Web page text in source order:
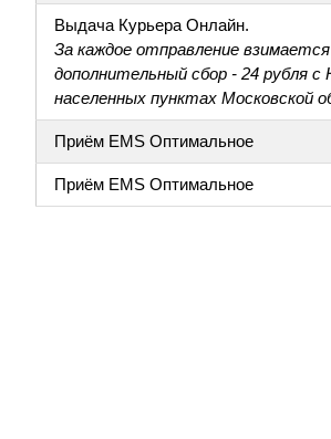
Выдача Курьера Онлайн.
За каждое отправление взимается
дополнительный сбор - 24 рубля
населенных пунктах Московской
Приём EMS Оптимальное
Приём EMS Оптимальное